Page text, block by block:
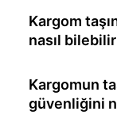
Kargom
nasıl
Kargomun
güvenliğini